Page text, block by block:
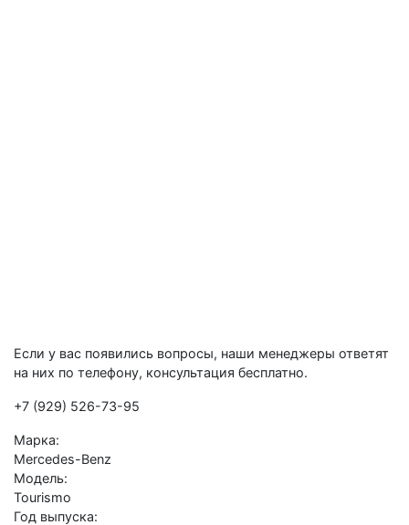
Если у вас появились вопросы, наши менеджеры ответят
на них по телефону, консультация бесплатно.
+7 (929) 526-73-95
Марка:
Mercedes-Benz
Модель:
Tourismo
Год выпуска: